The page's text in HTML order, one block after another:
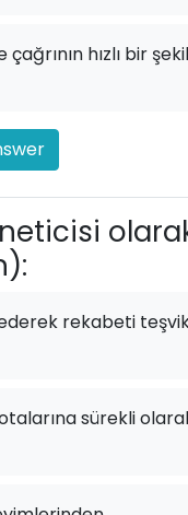
hızlı bir
ederek rekabeti
sürekli